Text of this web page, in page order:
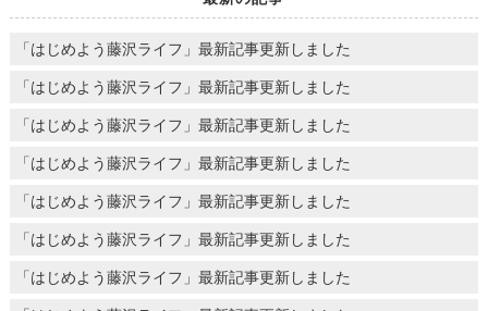
「はじめよう藤沢ライフ」最新記事更新しました
「はじめよう藤沢ライフ」最新記事更新しました
「はじめよう藤沢ライフ」最新記事更新しました
「はじめよう藤沢ライフ」最新記事更新しました
「はじめよう藤沢ライフ」最新記事更新しました
「はじめよう藤沢ライフ」最新記事更新しました
「はじめよう藤沢ライフ」最新記事更新しました